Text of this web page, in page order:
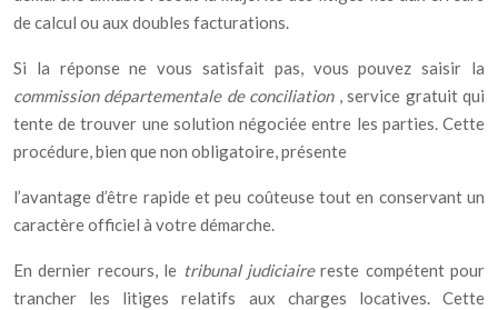
de calcul ou aux doubles facturations.
Si la réponse ne vous satisfait pas, vous pouvez saisir la
commission départementale de conciliation , service gratuit qui
tente de trouver une solution négociée entre les parties. Cette
procédure, bien que non obligatoire, présente
l’avantage d’être rapide et peu coûteuse tout en conservant un
caractère officiel à votre démarche.
En dernier recours, le tribunal judiciairereste compétent pour
trancher les litiges relatifs aux charges locatives. Cette